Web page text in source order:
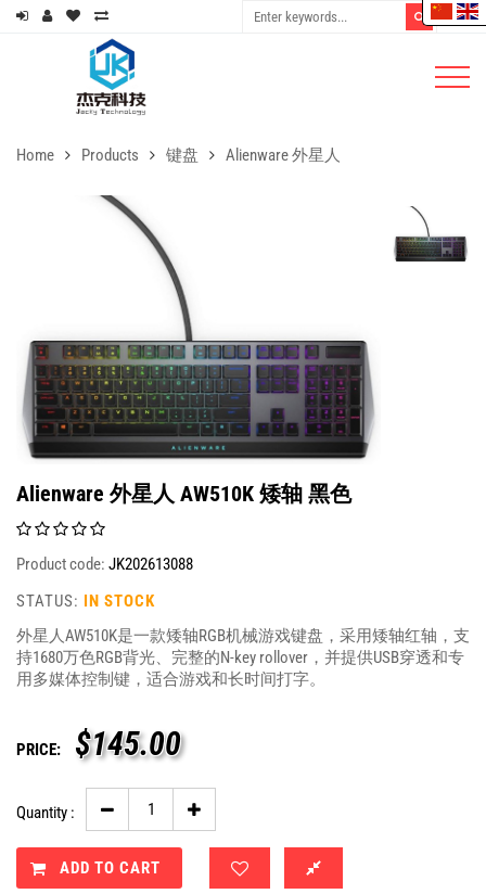
Home Products 键盘 Alienware 外星人
Alienware 外星人 AW510K 矮轴 黑色
Product code: JK202613088
STATUS: IN STOCK
外星人AW510K是一款矮轴RGB机械游戏键盘，采用矮轴红轴，支
持1680万色RGB背光、完整的N-key rollover，并提供USB穿透和专
用多媒体控制键，适合游戏和长时间打字。
PRICE: $145.00
Quantity :
ADD TO CART